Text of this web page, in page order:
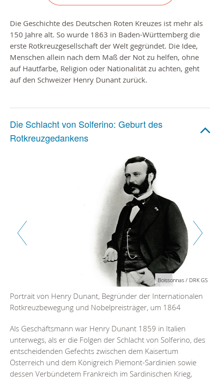
Die Geschichte des Deutschen Roten Kreuzes ist mehr als
150 Jahre alt. So wurde 1863 in Baden-Württemberg die
erste Rotkreuzgesellschaft der Welt gegründet. Die Idee,
Menschen allein nach dem Maß der Not zu helfen, ohne
auf Hautfarbe, Religion oder Nationalität zu achten, geht
auf den Schweizer Henry Dunant zurück.
Die Schlacht von Solferino: Geburt des
Rotkreuzgedankens
Zurück
Boissonnas / DRK GS
Portrait von Henry Dunant, Begründer der Internationalen
Rotkreuzbewegung und Nobelpreisträger, um 1864
Weiter
Als Geschäftsmann war Henry Dunant 1859 in Italien
unterwegs, als er die Folgen der Schlacht von Solferino, des
entscheidenden Gefechts zwischen dem Kaisertum
Österreich und dem Königreich Piemont-Sardinien sowie
dessen Verbündetem Frankreich im Sardinischen Krieg,